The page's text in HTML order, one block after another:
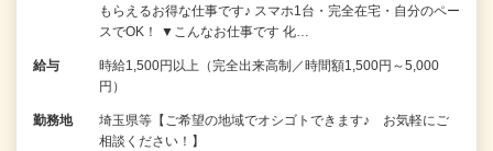
もらえるお得な仕事です♪ スマホ1台・完全在宅・自分のペー
スでOK！ ▼こんなお仕事です 化…
給与
時給1,500円以上（完全出来高制／時間額1,500円～5,000
円）
勤務地
埼玉県等【ご希望の地域でオシゴトできます♪ お気軽にご
相談ください！】